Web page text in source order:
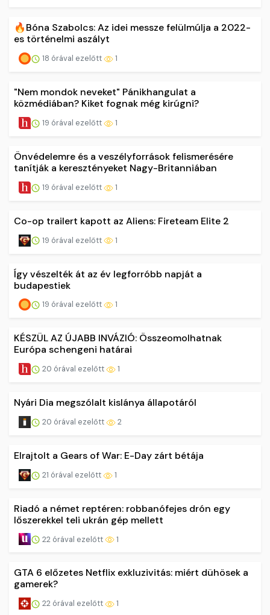
🔥Bóna Szabolcs: Az idei messze felülmúlja a 2022-
es történelmi aszályt
18 órával ezelőtt 1
"Nem mondok neveket" Pánikhangulat a
közmédiában? Kiket fognak még kirúgni?
19 órával ezelőtt 1
Önvédelemre és a veszélyforrások felismerésére
tanítják a keresztényeket Nagy-Britanniában
19 órával ezelőtt 1
Co-op trailert kapott az Aliens: Fireteam Elite 2
19 órával ezelőtt 1
Így vészelték át az év legforróbb napját a
budapestiek
19 órával ezelőtt 1
KÉSZÜL AZ ÚJABB INVÁZIÓ: Összeomolhatnak
Európa schengeni határai
20 órával ezelőtt 1
Nyári Dia megszólalt kislánya állapotáról
20 órával ezelőtt 2
Elrajtolt a Gears of War: E-Day zárt bétája
21 órával ezelőtt 1
Riadó a német reptéren: robbanófejes drón egy
lőszerekkel teli ukrán gép mellett
22 órával ezelőtt 1
GTA 6 előzetes Netflix exkluzivitás: miért dühösek a
gamerek?
22 órával ezelőtt 1